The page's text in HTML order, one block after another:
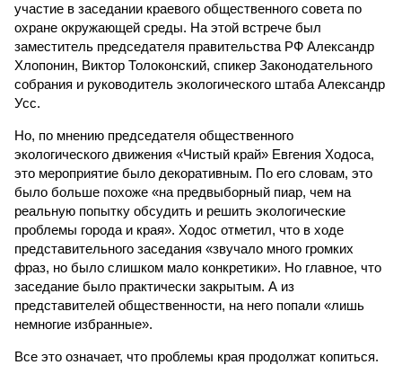
участие в заседании краевого общественного совета по
охране окружающей среды. На этой встрече был
заместитель председателя правительства РФ Александр
Хлопонин, Виктор Толоконский, спикер Законодательного
собрания и руководитель экологического штаба Александр
Усс.
Но, по мнению председателя общественного
экологического движения «Чистый край» Евгения Ходоса,
это мероприятие было декоративным. По его словам, это
было больше похоже «на предвыборный пиар, чем на
реальную попытку обсудить и решить экологические
проблемы города и края». Ходос отметил, что в ходе
представительного заседания «звучало много громких
фраз, но было слишком мало конкретики». Но главное, что
заседание было практически закрытым. А из
представителей общественности, на него попали «лишь
немногие избранные».
Все это означает, что проблемы края продолжат копиться.